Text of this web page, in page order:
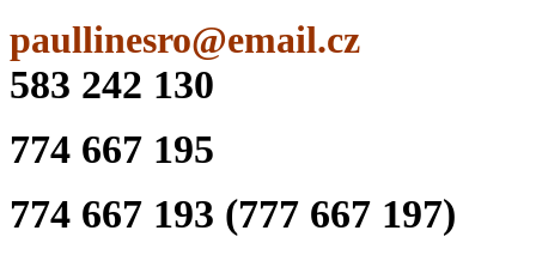
paullinesro@email.cz
583 242 130
774 667 195
774 667 193 (777 667 197)